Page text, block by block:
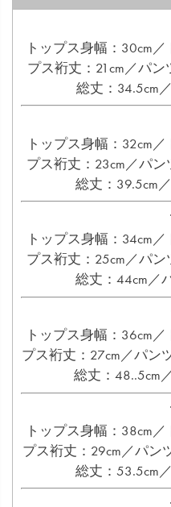
トップス身幅：30cm
プス裄丈：21cm／パ
総丈：34.5cm
トップス身幅：32cm
プス裄丈：23cm／パ
総丈：39.5cm
トップス身幅：34cm
プス裄丈：25cm／パ
総丈：44cm／
トップス身幅：36cm
プス裄丈：27cm／パン
総丈：48..5cm
トップス身幅：38cm
プス裄丈：29cm／パン
総丈：53.5cm